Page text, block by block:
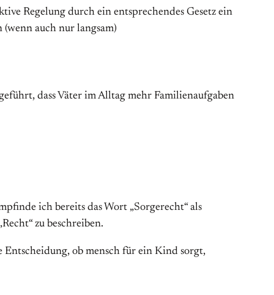
Regelung durch ein entsprechendes Gesetz ein
auch nur langsam)
dass Väter im Alltag mehr Familienaufgaben
ich bereits das Wort „Sorgerecht“ als
zu beschreiben.
Entscheidung, ob mensch für ein Kind sorgt,